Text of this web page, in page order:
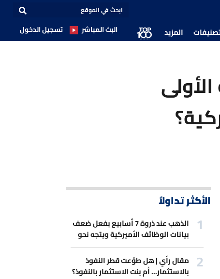
المزيد البث المباشر تسجيل الدخول
الأكثر تداولاً
الذهب عند ذروة 7 أسابيع بفعل ضعف
بيانات الوظائف الأميركية ويتجه نحو
أفضل مكاسب أسبوعية
مقال رأي | هل طوّعت قطر النفوذ
بالاستثمار... أم بنت الاستثمار بالنفوذ؟